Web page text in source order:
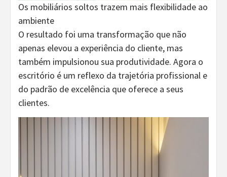
Os mobiliários soltos trazem mais flexibilidade ao
ambiente
O resultado foi uma transformação que não
apenas elevou a experiência do cliente, mas
também impulsionou sua produtividade. Agora o
escritório é um reflexo da trajetória profissional e
do padrão de excelência que oferece a seus
clientes.